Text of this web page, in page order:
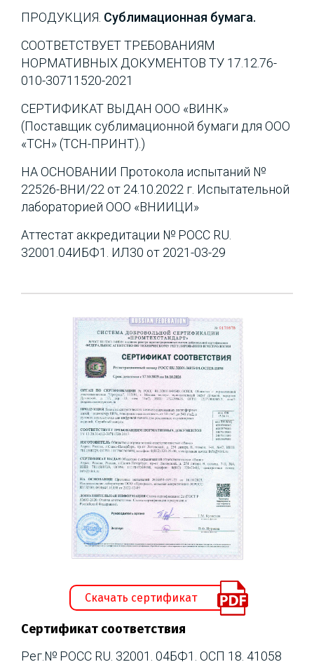
ПРОДУКЦИЯ. Сублимационная бумага.
СООТВЕТСТВУЕТ ТРЕБОВАНИЯМ
НОРМАТИВНЫХ ДОКУМЕНТОВ ТУ 17.12.76-
010-30711520-2021
СЕРТИФИКАТ ВЫДАН ООО «ВИНК»
(Поставщик сублимационной бумаги для ООО
«ТСН» (ТСН-ПРИНТ).)
НА ОСНОВАНИИ Протокола испытаний №
22526-ВНИ/22 от 24.10.2022 г. Испытательной
лабораторией ООО «ВНИИЦИ»
Аттестат аккредитации № РОСС RU.
32001.04ИБФ1. ИЛ30 от 2021-03-29
Скачать сертификат
Сертификат соответствия
Рег.№ РОСС RU. 32001. 04БФ1. ОСП 18. 41058